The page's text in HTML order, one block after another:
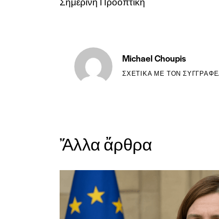
Michael Choupis
ΣΧΕΤΙΚΆ ΜΕ ΤΟΝ
Ἄλλα ἄρθρα